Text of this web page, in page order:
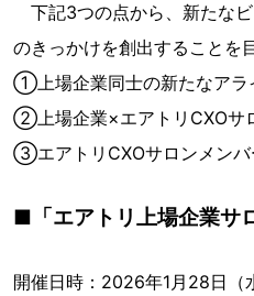
下記3つの点から、新たな
のきっかけを創出することを
➀上場企業同士の新たなアラ
➁上場企業×エアトリCXOサ
➂エアトリCXOサロンメンバ
■「エアトリ上場企業サ
開催日時：2026年1月28日（